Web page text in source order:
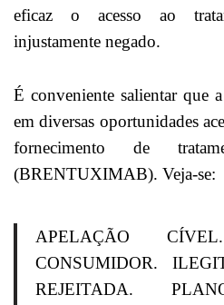
eficaz o acesso ao
injustamente negado.
É conveniente salientar que
em diversas oportunidades
fornecimento de
(BRENTUXIMAB). Veja-se:
APELAÇÃO
CONSUMIDOR.
REJEITADA.